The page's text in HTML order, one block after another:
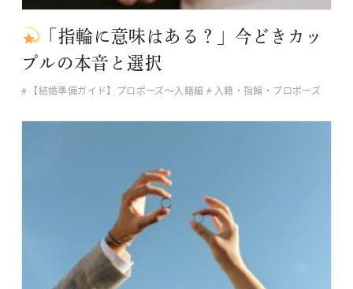
「指輪に意味はある？」今どきカッ
プルの本音と選択
【結婚準備ガイド】プロポーズ〜入籍編 入籍・指輪・プロポーズ